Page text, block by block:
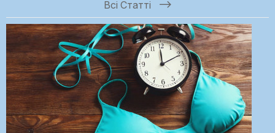
Всі Статті